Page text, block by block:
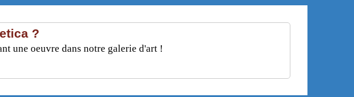
?
une oeuvre dans notre galerie d'art !